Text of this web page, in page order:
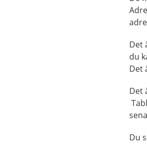
Det
du
Det
Det
Du